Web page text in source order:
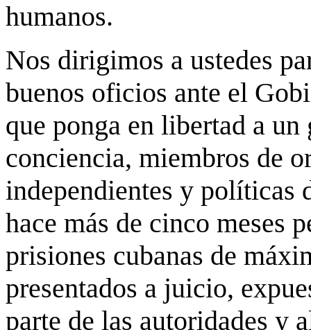
humanos.
Nos dirigimos a ustedes
buenos oficios ante el
que ponga en libertad a
conciencia, miembros de
independientes y políticas
hace más de cinco meses
prisiones cubanas de
presentados a juicio,
parte de las autoridades y